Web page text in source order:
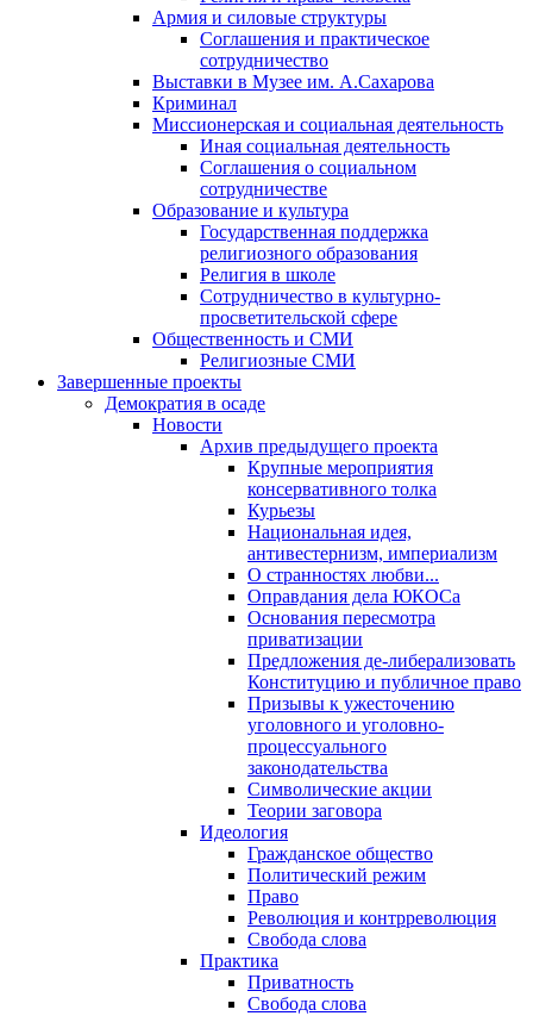
Армия и силовые структуры
Соглашения и практическое
сотрудничество
Выставки в Музее им. А.Сахарова
Криминал
Миссионерская и социальная деятельность
Иная социальная деятельность
Соглашения о социальном
сотрудничестве
Образование и культура
Государственная поддержка
религиозного образования
Религия в школе
Сотрудничество в культурно-
просветительской сфере
Общественность и СМИ
Религиозные СМИ
Завершенные проекты
Демократия в осаде
Новости
Архив предыдущего проекта
Крупные мероприятия
консервативного толка
Курьезы
Национальная идея,
антивестернизм, империализм
О странностях любви...
Оправдания дела ЮКОСа
Основания пересмотра
приватизации
Предложения де-либерализовать
Конституцию и публичное право
Призывы к ужесточению
уголовного и уголовно-
процессуального
законодательства
Символические акции
Теории заговора
Идеология
Гражданское общество
Политический режим
Право
Революция и контрреволюция
Свобода слова
Практика
Приватность
Свобода слова